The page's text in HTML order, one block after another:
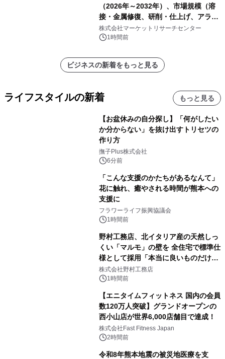
（2026年～2032年）、市場規模（溶
接・金属修復、研削・仕上げ、アライ
メント、その他）・分析レポートを発
表
株式会社マーケットリサーチセンター
1時間前
ビジネスの新着をもっと見る
ライフスタイルの新着 もっと見る
【お盆休みの自分探し】「何がしたい
か分からない」を抜け出すトリセツの
作り方
撫子Plus株式会社
6分前
「こんな支援のかたちがあるなんて」
花に触れ、癒やされる時間が熊本への
支援に
フラワーライフ振興協議会
1時間前
野村工務店、北イタリア産の天然しっ
くい「マルモ」の壁を 全住宅で標準仕
様として採用「本当に良いものだけに
こだわる」
株式会社野村工務店
1時間前
【エニタイムフィットネス 国内の会員
数120万人突破】グランドオープンの
西小山店が世界6,000店舗目で達成！
株式会社Fast Fitness Japan
2時間前
令和8年熊本地震の被災地医療を支